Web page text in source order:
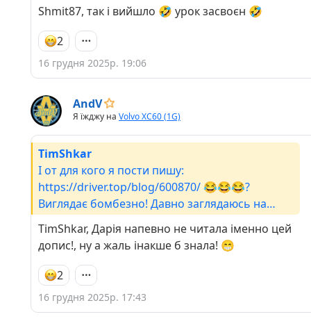
Shmit87, так і вийшло 🤣 урок засвоєн 🤣
2
16 грудня 2025р. 19:06
AndV
Я їжджу на Volvo XC60 (1G)
TimShkar
І от для кого я пости пишу:
https://driver.top/blog/600870/ 😂😂😂?
Виглядає бомбезно! Давно заглядаюсь на
кераміку, але це теж доволі непоганий варіант
👍.
TimShkar, Дарія напевно не читала іменно цей
допис!, ну а жаль інакше б знала! 😁
2
16 грудня 2025р. 17:43